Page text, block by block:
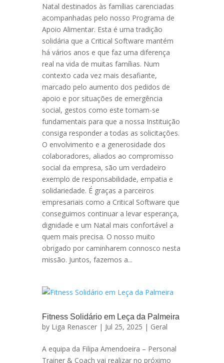
Natal destinados às famílias carenciadas
acompanhadas pelo nosso Programa de
Apoio Alimentar. Esta é uma tradição
solidária que a Critical Software mantém
há vários anos e que faz uma diferença
real na vida de muitas famílias. Num
contexto cada vez mais desafiante,
marcado pelo aumento dos pedidos de
apoio e por situações de emergência
social, gestos como este tornam-se
fundamentais para que a nossa Instituição
consiga responder a todas as solicitações.
O envolvimento e a generosidade dos
colaboradores, aliados ao compromisso
social da empresa, são um verdadeiro
exemplo de responsabilidade, empatia e
solidariedade. É graças a parceiros
empresariais como a Critical Software que
conseguimos continuar a levar esperança,
dignidade e um Natal mais confortável a
quem mais precisa. O nosso muito
obrigado por caminharem connosco nesta
missão. Juntos, fazemos a...
Fitness Solidário em Leça da Palmeira
by Liga Renascer | Jul 25, 2025 | Geral
A equipa da Filipa Amendoeira – Personal
Trainer & Coach vai realizar no próximo